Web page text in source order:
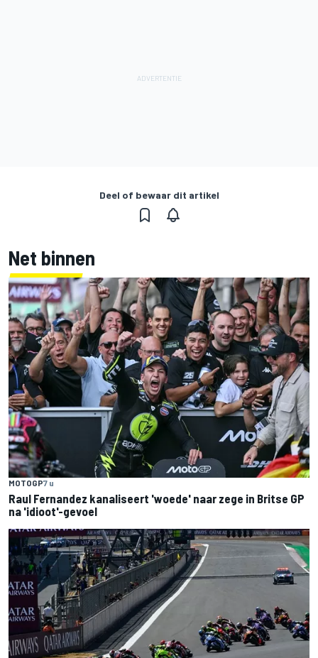
Deel of bewaar dit artikel
Net binnen
MOTOGP7 u
Raul Fernandez kanaliseert 'woede' naar zege in Britse GP
na 'idioot'-gevoel